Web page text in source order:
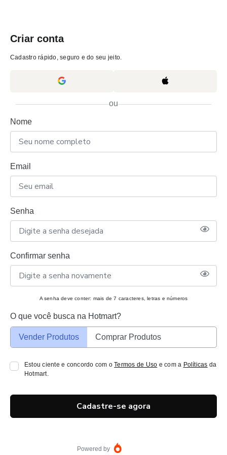
Criar conta
Cadastro rápido, seguro e do seu jeito.
ou
Nome
Email
Senha
Confirmar senha
A senha deve conter: mais de 7 caracteres, letras e números
O que você busca na Hotmart?
Vender Produtos Comprar Produtos
Estou ciente e concordo com oTermos de Uso e com a Políticas da
Hotmart.
Cadastre-se agora
Powered by